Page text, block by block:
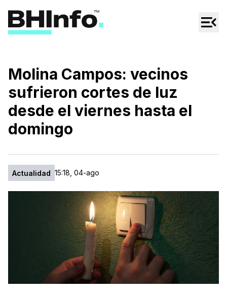
Regionales
Espectáculos
Tecno
Molina Campos: vecinos
sufrieron cortes de luz
desde el viernes hasta el
domingo
Actualidad 15:18, 04-ago